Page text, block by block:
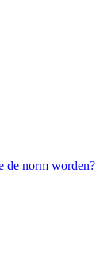
de norm worden?